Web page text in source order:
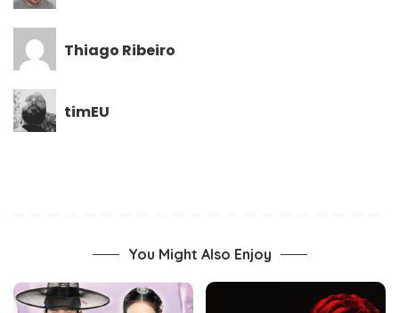
Thiago Ribeiro
timEU
You Might Also Enjoy